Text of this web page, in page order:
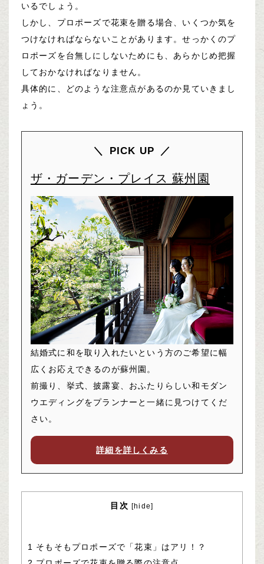
いるでしょう。
しかし、プロポーズで花束を贈る場合、いくつか気を
つけなければならないことがあります。せっかくのプ
ロポーズを台無しにしないためにも、あらかじめ把握
しておかなければなりません。
具体的に、どのような注意点があるのか見ていきまし
ょう。
PICK UP
ザ・ガーデン・プレイス 蘇州園
結婚式に和を取り入れたいという方のご希望に幅
広くお応えできるのが蘇州園。
前撮り、挙式、披露宴、おふたりらしい和モダン
ウエディングをプランナーと一緒に見つけてくだ
さい。
詳細を詳しくみる
目次 [hide]
1 そもそもプロポーズで「花束」はアリ！？